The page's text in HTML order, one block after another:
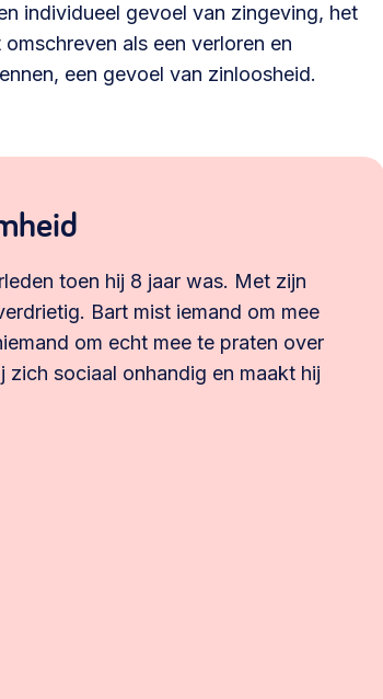
individueel gevoel van zingeving, het
als een verloren en
een gevoel van zinloosheid.
toen hij 8 jaar was. Met zijn
Bart mist iemand om mee
om echt mee te praten over
zich sociaal onhandig en maakt hij